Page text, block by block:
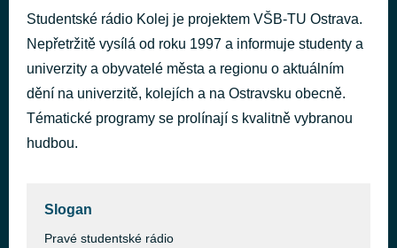
Studentské rádio Kolej je projektem VŠB-TU Ostrava.
Nepřetržitě vysílá od roku 1997 a informuje studenty a
univerzity a obyvatelé města a regionu o aktuálním
dění na univerzitě, kolejích a na Ostravsku obecně.
Tématické programy se prolínají s kvalitně vybranou
hudbou.
Slogan
Pravé studentské rádio